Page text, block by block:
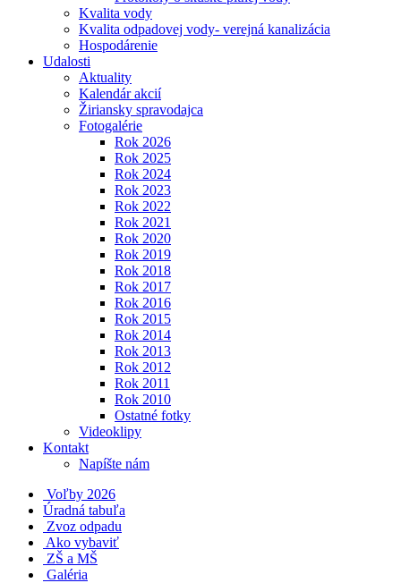
Kvalita vody
Kvalita odpadovej vody- verejná kanalizácia
Hospodárenie
Udalosti
Aktuality
Kalendár akcií
Žiriansky spravodajca
Fotogalérie
Rok 2026
Rok 2025
Rok 2024
Rok 2023
Rok 2022
Rok 2021
Rok 2020
Rok 2019
Rok 2018
Rok 2017
Rok 2016
Rok 2015
Rok 2014
Rok 2013
Rok 2012
Rok 2011
Rok 2010
Ostatné fotky
Videoklipy
Kontakt
Napíšte nám
Voľby 2026
Úradná tabuľa
Zvoz odpadu
Ako vybaviť
ZŠ a MŠ
Galéria